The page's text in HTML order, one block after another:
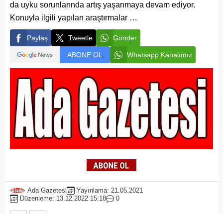
da uyku sorunlarında artış yaşanmaya devam ediyor.
Konuyla ilgili yapılan araştırmalar …
Paylaş Tweetle Gönder
ABONE OL Whatsapp Kanalımız
Ada Gazetesi
Yayınlama: 21.05.2021
Düzenleme: 13.12.2022 15:18
0